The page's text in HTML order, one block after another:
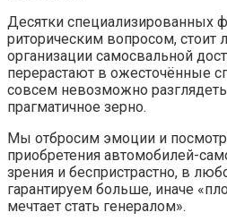
Десятки специализированных
риторическим вопросом, стоит
организации самосвальной
перерастают в ожесточённые
совсем невозможно
прагматичное зерно.
Мы отбросим эмоции и
приобретения автомобилей-
зрения и беспристрастно, в
гарантируем больше, иначе
мечтает стать генералом».